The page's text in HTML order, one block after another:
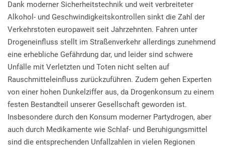
Dank moderner Sicherheitstechnik und weit verbreiteter
Alkohol- und Geschwindigkeitskontrollen sinkt die Zahl der
Verkehrstoten europaweit seit Jahrzehnten. Fahren unter
Drogeneinfluss stellt im Straßenverkehr allerdings zunehmend
eine erhebliche Gefährdung dar, und leider sind schwere
Unfälle mit Verletzten und Toten nicht selten auf
Rauschmitteleinfluss zurückzuführen. Zudem gehen Experten
von einer hohen Dunkelziffer aus, da Drogenkonsum zu einem
festen Bestandteil unserer Gesellschaft geworden ist.
Insbesondere durch den Konsum moderner Partydrogen, aber
auch durch Medikamente wie Schlaf- und Beruhigungsmittel
sind die entsprechenden Unfallzahlen in vielen Regionen